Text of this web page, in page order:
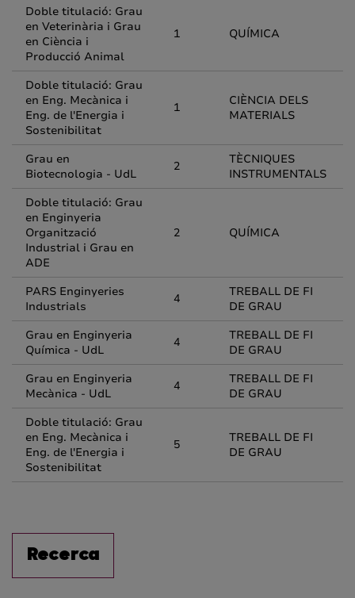
Doble titulació: Grau
en Veterinària i Grau
en Ciència i
Producció Animal
1 QUÍMICA
Doble titulació: Grau
en Eng. Mecànica i
Eng. de l'Energia i
Sostenibilitat
1
CIÈNCIA DELS
MATERIALS
Grau en
Biotecnologia - UdL
2
TÈCNIQUES
INSTRUMENTALS
Doble titulació: Grau
en Enginyeria
Organització
Industrial i Grau en
ADE
2 QUÍMICA
PARS Enginyeries
Industrials
4
TREBALL DE FI
DE GRAU
Grau en Enginyeria
Química - UdL
4
TREBALL DE FI
DE GRAU
Grau en Enginyeria
Mecànica - UdL
4
TREBALL DE FI
DE GRAU
Doble titulació: Grau
en Eng. Mecànica i
Eng. de l'Energia i
Sostenibilitat
5
TREBALL DE FI
DE GRAU
Recerca